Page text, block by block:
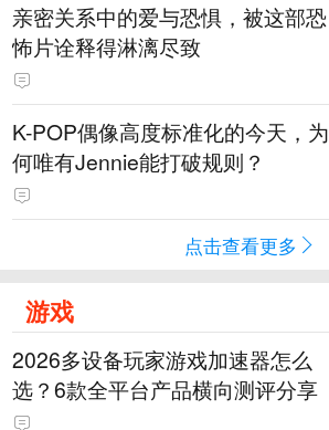
亲密关系中的爱与恐惧，被这部恐
怖片诠释得淋漓尽致
K-POP偶像高度标准化的今天，为
何唯有Jennie能打破规则？
点击查看更多
游戏
2026多设备玩家游戏加速器怎么
选？6款全平台产品横向测评分享